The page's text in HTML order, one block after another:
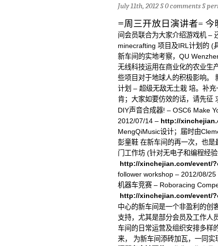
July 11th, 2012 §0 comments§
=周三开放日演讲者= 今
间会员联合为大家介绍游戏机 –
minecrafting 项目及IRL计划的 (
新车间的实地考察，QU
无线科技运用在商业化的农业生
些项目对于地球人的积极影响。
计划 – 超级无敌无土栽 培。补
肯；大家如要仿效的话，请先征
DIY声音合成器! – OSC6 Make
2012/07/14 – http://
MengQiMusic设计；届时由
彭童鞋 在新车间的再一次，也
门工作坊 (针对无电子和编程经
http://xinchejian.com/event/
follower workshop – 2012/08/
机器车竞赛 – Roboracing
http://xinchejian.com/event/
中心的新车间是一个非盈利的创
支持，尤其是部分会员及工作人
车间的日常运营及组织安排多样
来， 为新车间添砖加瓦，一同